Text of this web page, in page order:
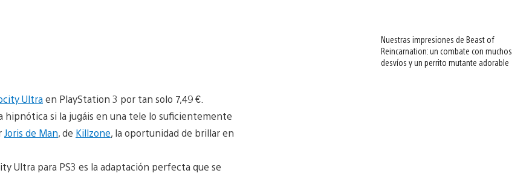
Ultraen PlayStation 3 por tan solo 7,49 €.
hipnótica si la jugáis en una tele lo suficientemente
Joris de Man, de Killzone, la oportunidad de brillar en
Ultra para PS3 es la adaptación perfecta que se
Nuestras impresiones de Beast of
Reincarnation: un combate con muchos
desvíos y un perrito mutante adorable